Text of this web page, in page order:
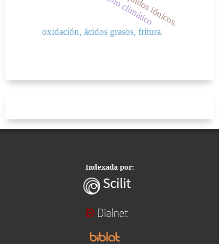
oxidación, ácidos grasos, fritura.
Indexada por: